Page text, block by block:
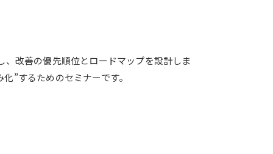
改善の優先順位とロードマップを設計しま
”するためのセミナーです。